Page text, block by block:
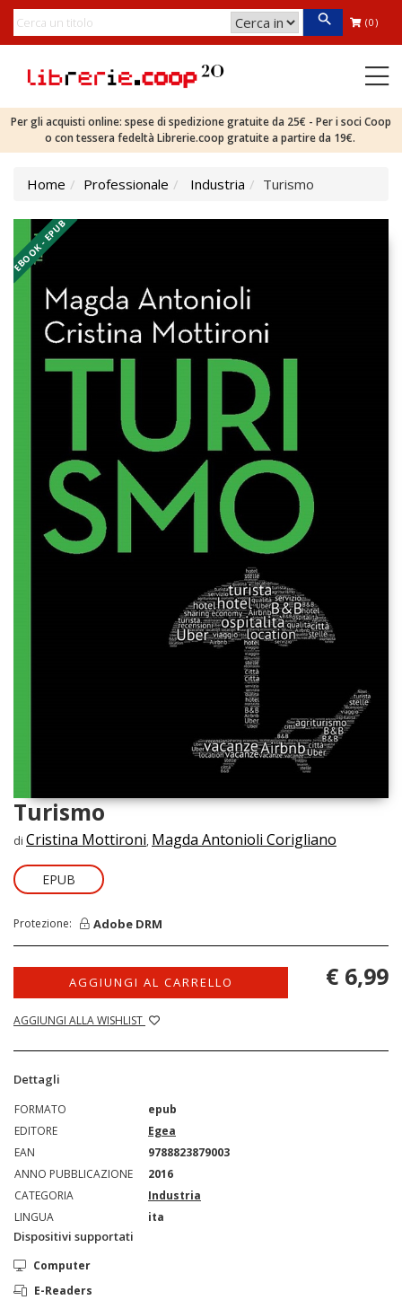
(0)
Per gli acquisti online: spese di spedizione gratuite da 25€ - Per i soci Coop
o con tessera fedeltà Librerie.coop gratuite a partire da 19€.
Home Professionale Industria Turismo
EBOOK - EPUB
Turismo
di Cristina Mottironi, Magda Antonioli Corigliano
EPUB
Protezione: Adobe DRM
AGGIUNGI AL CARRELLO
AGGIUNGI ALLA WISHLIST
€ 6,99
Dettagli
FORMATO
epub
EDITORE
Egea
EAN
9788823879003
ANNO PUBBLICAZIONE
2016
CATEGORIA
Industria
LINGUA
ita
Dispositivi supportati
Computer
E-Readers